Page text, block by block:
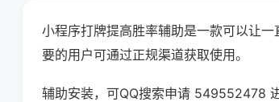
小程序打牌提高胜率辅助是一款可以让
要的用户可通过正规渠道获取使用。
辅助安装，可QQ搜索申请 549552478